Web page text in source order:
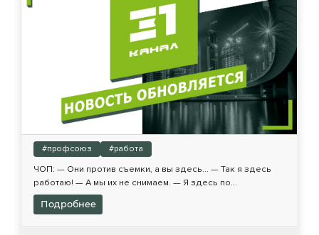
#профсоюз #работа
ЧОП: — Они против съемки, а вы здесь... — Так я здесь
работаю! — А мы их не снимаем. — Я здесь по...
Подробнее